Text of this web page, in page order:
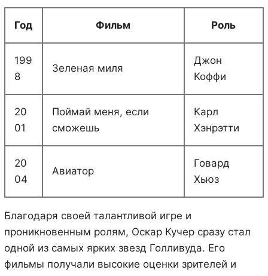
Год Фильм Роль
199
8
Зеленая миля
Джон
Коффи
20
01
Поймай меня, если
сможешь
Карл
Хэнрэтти
20
04
Авиатор
Говард
Хьюз
Благодаря своей талантливой игре и
проникновенным ролям, Оскар Кучер сразу стал
одной из самых ярких звезд Голливуда. Его
фильмы получали высокие оценки зрителей и